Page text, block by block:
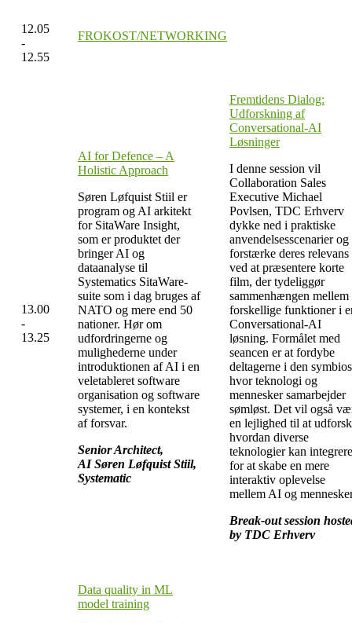
12.05
-
12.55
FROKOST/NETWORKING
13.00
-
13.25
AI for Defence – A
Holistic Approach
Søren Løfquist Stiil er
program og AI arkitekt
for SitaWare Insight,
som er produktet der
bringer AI og
dataanalyse til
Systematics SitaWare-
suite som i dag bruges af
NATO og mere end 50
nationer. Hør om
udfordringerne og
mulighederne under
introduktionen af AI i en
veletableret software
organisation og software
systemer, i en kontekst
af forsvar.
Senior Architect,
AI Søren Løfquist Stiil,
Systematic
Fremtidens Dialog:
Udforskning af
Conversational-AI
Løsninger
I denne session vil
Collaboration Sales
Executive Michael
Povlsen, TDC Erhverv
dykke ned i praktiske
anvendelsesscenarier og
forstærke deres relevans
ved at præsentere korte
film, der tydeliggør
sammenhængen mellem
forskellige funktioner i
Conversational-AI
løsning. Formålet med
seancen er at fordybe
deltagerne i den
hvor teknologi og
mennesker samarbejder
sømløst. Det vil også
en lejlighed til at
hvordan diverse
teknologier kan
for at skabe en mere
interaktiv oplevelse
mellem AI og
Break-out session
by TDC Erhverv
Data quality in ML
model training